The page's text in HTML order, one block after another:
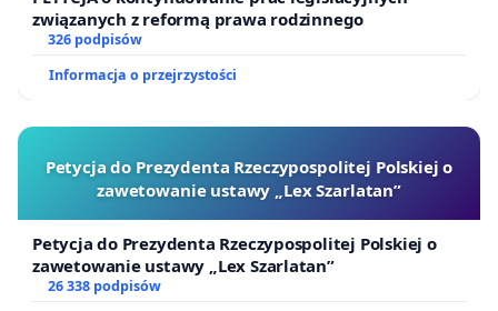
związanych z reformą prawa rodzinnego
326 podpisów
Informacja o przejrzystości
Petycja do Prezydenta Rzeczypospolitej Polskiej o
zawetowanie ustawy „Lex Szarlatan”
Petycja do Prezydenta Rzeczypospolitej Polskiej o
zawetowanie ustawy „Lex Szarlatan”
26 338 podpisów